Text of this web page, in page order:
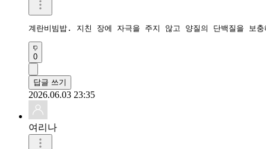
계란비빔밥. 지친 장에 자극을 주지 않고 양질의 단백질을 보
0
답글 쓰기
2026.06.03 23:35
여리나